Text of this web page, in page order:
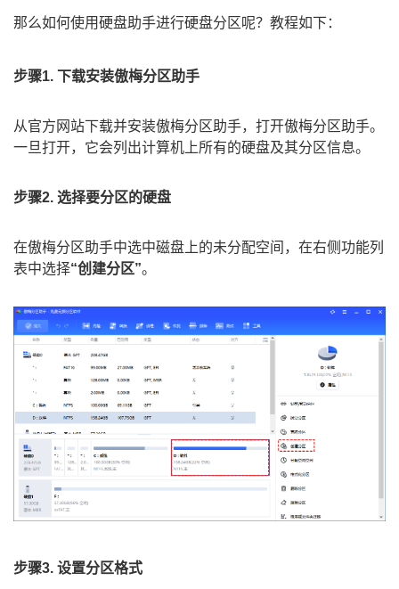
那么如何使用硬盘助手进行硬盘分区呢？教程如下：
步骤1. 下载安装傲梅分区助手
从官方网站下载并安装傲梅分区助手，打开傲梅分区助手。
一旦打开，它会列出计算机上所有的硬盘及其分区信息。
步骤2. 选择要分区的硬盘
在傲梅分区助手中选中磁盘上的未分配空间，在右侧功能列
表中选择“创建分区”。
步骤3. 设置分区格式